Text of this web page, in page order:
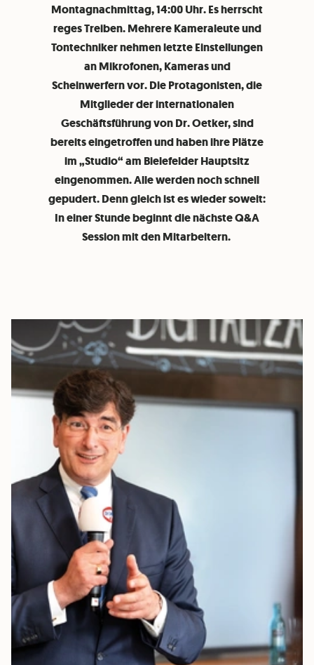
Montagnachmittag, 14:00 Uhr. Es herrscht
reges Treiben. Mehrere Kameraleute und
Tontechniker nehmen letzte Einstellungen
an Mikrofonen, Kameras und
Scheinwerfern vor. Die Protagonisten, die
Mitglieder der internationalen
Geschäftsführung von Dr. Oetker, sind
bereits eingetroffen und haben ihre Plätze
im „Studio“ am Bielefelder Hauptsitz
eingenommen. Alle werden noch schnell
gepudert. Denn gleich ist es wieder soweit:
In einer Stunde beginnt die nächste Q&A
Session mit den Mitarbeitern.